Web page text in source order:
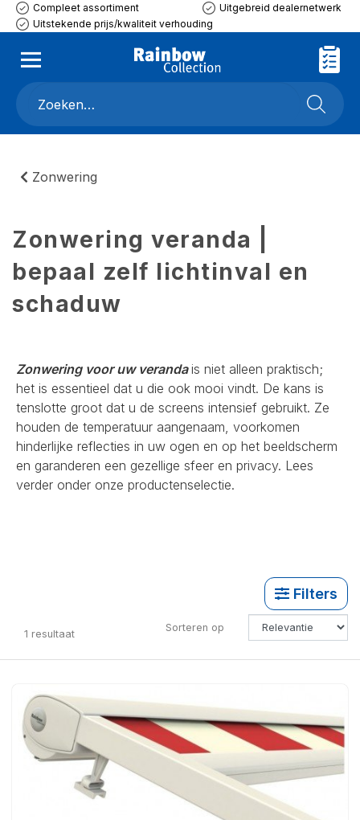
Compleet assortiment
Uitgebreid dealernetwerk
Uitstekende prijs/kwaliteit verhouding
Zonwering
Zonwering veranda |
bepaal zelf lichtinval en
schaduw
Zonwering voor uw verandais niet alleen praktisch;
het is essentieel dat u die ook mooi vindt. De kans is
tenslotte groot dat u de screens intensief gebruikt. Ze
houden de temperatuur aangenaam, voorkomen
hinderlijke reflecties in uw ogen en op het beeldscherm
en garanderen een gezellige sfeer en privacy. Lees
verder onder onze productenselectie.
Filters
1 resultaat Sorteren op